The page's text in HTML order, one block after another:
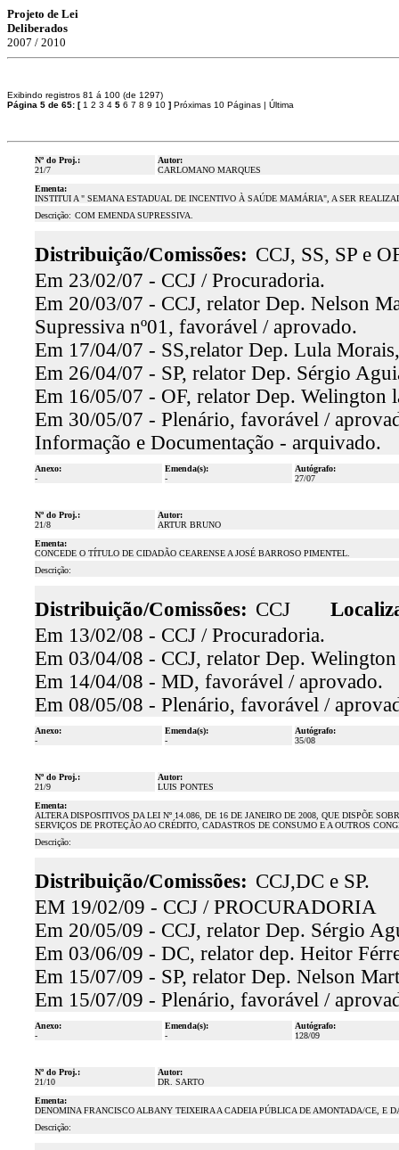
Projeto de Lei
Deliberados
2007 / 2010
Exibindo registros 81 á 100 (de 1297)
Página 5 de 65: [ 1 2 3 4 5 6 7 8 9 10 ] Próximas 10 Páginas | Última
Nº do Proj.:
21/7
Autor:
CARLOMANO MARQUES
Ementa:
INSTITUI A " SEMANA ESTADUAL DE INCENTIVO À SAÚDE MAMÁRIA", A SER
Descrição: COM EMENDA SUPRESSIVA.
Distribuição/Comissões: CCJ, SS, SP e
Em 23/02/07 - CCJ / Procuradoria.
Em 20/03/07 - CCJ, relator Dep. Nelson
Supressiva nº01, favorável / aprovado.
Em 17/04/07 - SS,relator Dep. Lula
Em 26/04/07 - SP, relator Dep. Sérgio
Em 16/05/07 - OF, relator Dep. Welington
Em 30/05/07 - Plenário, favorável /
Informação e Documentação - arquivado.
Anexo:
-
Emenda(s):
-
Autógrafo:
27/07
Nº do Proj.:
21/8
Autor:
ARTUR BRUNO
Ementa:
CONCEDE O TÍTULO DE CIDADÃO CEARENSE A JOSÉ BARROSO PIMENTEL.
Descrição:
Distribuição/Comissões: CCJ
Em 13/02/08 - CCJ / Procuradoria.
Em 03/04/08 - CCJ, relator Dep.
Em 14/04/08 - MD, favorável / aprovado.
Em 08/05/08 - Plenário, favorável /
Anexo:
-
Emenda(s):
-
Autógrafo:
35/08
Nº do Proj.:
21/9
Autor:
LUIS PONTES
Ementa:
ALTERA DISPOSITIVOS DA LEI Nº 14.086, DE 16 DE JANEIRO DE 2008, QUE DISPÕE
SERVIÇOS DE PROTEÇÃO AO CRÉDITO, CADASTROS DE CONSUMO E A OUTROS
Descrição:
Distribuição/Comissões: CCJ,DC e SP.
EM 19/02/09 - CCJ / PROCURADORIA
Em 20/05/09 - CCJ, relator Dep. Sérgio
Em 03/06/09 - DC, relator dep. Heitor
Em 15/07/09 - SP, relator Dep. Nelson
Em 15/07/09 - Plenário, favorável /
Anexo:
-
Emenda(s):
-
Autógrafo:
128/09
Nº do Proj.:
21/10
Autor:
DR. SARTO
Ementa:
DENOMINA FRANCISCO ALBANY TEIXEIRA A CADEIA PÚBLICA DE AMONTADA/CE, E
Descrição: